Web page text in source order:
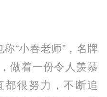
“小春老师”，名牌
做着一份令人羡慕
都很努力，不断追